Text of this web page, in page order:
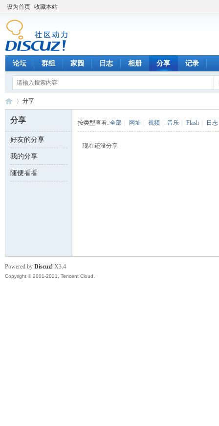
设为首页 收藏本站
论坛 群组 家园 日志 相册 分享 记录
数 ›
分享
分享
好友的分享
我的分享
随便看看
按类型查看: 全部 网址 视频 音乐 Flash 日志
现在还没分享
Powered by Discuz! X3.4
Copyright © 2001-2021, Tencent Cloud.